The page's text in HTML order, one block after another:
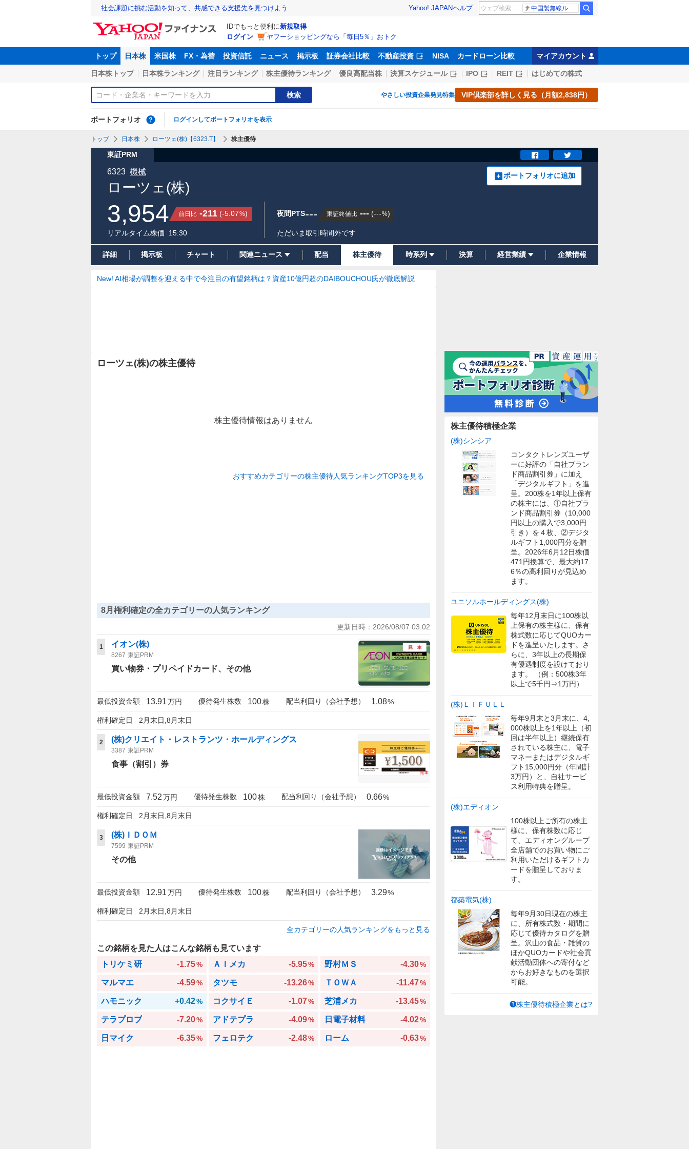
社会課題に挑む活動を知って、共感できる支援先を見つけよう Yahoo! JAPANヘルプ 中国製無線ルーター
IDでもっと便利に新規取得
ログイン
ヤフーショッピングなら「毎日5％」おトク
トップ 日本株 米国株 FX・為替 投資信託 ニュース 掲示板 証券会社比較 不動産投資 NISA カードローン比較 マイアカウント
日本株トップ 日本株ランキング 注目ランキング 株主優待ランキング 優良高配当株 決算スケジュール IPO REIT はじめての株式
検索 やさしい投資企業発見特集 VIP倶楽部を詳しく見る（月額2,838円）
ポートフォリオ ログインしてポートフォリオを表示
トップ 日本株 ローツェ(株)【6323.T】 株主優待
東証PRM
ローツェ(株)
6323 機械 ポートフォリオに追加
3,954 前日比 -211 (-5.07%)
リアルタイム株価 15:30
夜間PTS--- 東証終値比 --- (---%)
ただいま取引時間外です
詳細 掲示板 チャート 関連ニュース 配当 株主優待 時系列 決算 経営業績 企業情報
New! AI相場が調整を迎える中で今注目の有望銘柄は？資産10億円超のDAIBOUCHOU氏が徹底解説
ローツェ(株)の株主優待
株主優待情報はありません
おすすめカテゴリーの株主優待人気ランキングTOP3を見る
8月権利確定の全カテゴリーの人気ランキング
更新日時： 2026/08/07 03:02
1 イオン(株)
8267 東証PRM
買い物券・プリペイドカード その他
最低投資金額 13.91万円 優待発生株数 100株 配当利回り（会社予想） 1.08%
権利確定日 2月末日,8月末日
2 (株)クリエイト・レストランツ・ホールディングス
3387 東証PRM
食事（割引）券
最低投資金額 7.52万円 優待発生株数 100株 配当利回り（会社予想） 0.66%
権利確定日 2月末日,8月末日
3 (株)ＩＤＯＭ
7599 東証PRM
その他
最低投資金額 12.91万円 優待発生株数 100株 配当利回り（会社予想） 3.29%
権利確定日 2月末日,8月末日
全カテゴリーの人気ランキングをもっと見る
この銘柄を見た人はこんな銘柄も見ています
トリケミ研
-1.75% ＡＩメカ -5.95% 野村ＭＳ -4.30%
マルマエ -4.59% タツモ -13.26% ＴＯＷＡ -11.47%
ハモニック +0.42% コクサイＥ -1.07% 芝浦メカ -13.45%
テラプロブ -7.20% アドテプラ -4.09% 日電子材料 -4.02%
日マイク -6.35% フェロテク -2.48% ローム -0.63%
株主優待積極企業
(株)シンシア
コンタクトレンズユーザ
ーに好評の「自社ブラン
ド商品割引券」に加え
「デジタルギフト」を進
呈。200株を1年以上保有
の株主には、①自社ブラ
ンド商品割引券（10,000
円以上の購入で3,000円
引き）を４枚、②デジタ
ルギフト1,000円分を贈
呈。2026年6月12日株価
471円換算で、最大約17.
6％の高利回りが見込め
ます。
ユニソルホールディングス(株)
毎年12月末日に100株以
上保有の株主様に、保有
株式数に応じてQUOカー
ドを進呈いたします。さ
らに、3年以上の長期保
有優遇制度を設けており
ます。 （例：500株3年
以上で5千円⇒1万円）
(株)ＬＩＦＵＬＬ
毎年9月末と3月末に、4,
000株以上を1年以上（初
回は半年以上）継続保有
されている株主に、電子
マネーまたはデジタルギ
フト15,000円分（年間計
3万円）と、自社サービ
ス利用特典を贈呈。
(株)エディオン
100株以上ご所有の株主
様に、保有株数に応じ
て、エディオングループ
全店舗でのお買い物にご
利用いただけるギフトカ
ードを贈呈しておりま
す。
都築電気(株)
毎年9月30日現在の株主
に、所有株式数・期間に
応じて優待カタログを贈
呈。沢山の食品・雑貨の
ほかQUOカードや社会貢
献活動団体への寄付など
からお好きなものを選択
可能。
株主優待積極企業とは?